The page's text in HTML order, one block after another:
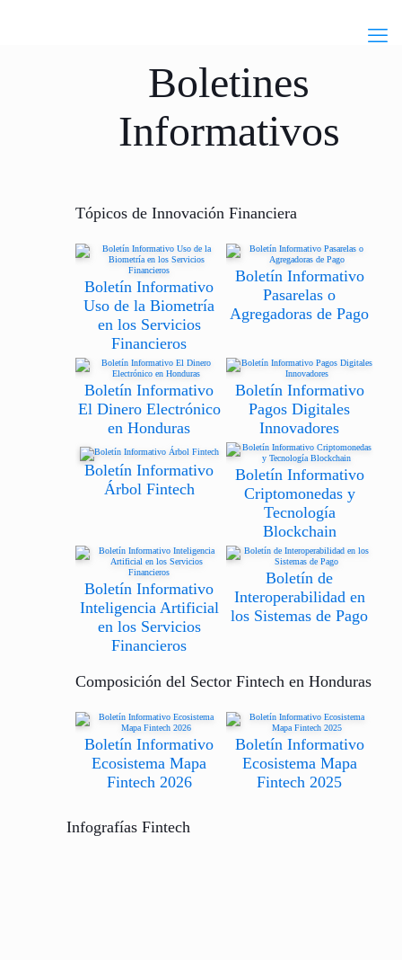
Boletines
Informativos
Tópicos de Innovación Financiera
Boletín Informativo
Uso de la Biometría
en los Servicios
Financieros
Boletín Informativo
Pasarelas o
Agregadoras de Pago
Boletín Informativo
El Dinero Electrónico
en Honduras
Boletín Informativo
Pagos Digitales
Innovadores
Boletín Informativo
Árbol Fintech
Boletín Informativo
Criptomonedas y
Tecnología
Blockchain
Boletín Informativo
Inteligencia Artificial
en los Servicios
Financieros
Boletín de
Interoperabilidad en
los Sistemas de Pago
Composición del Sector Fintech en Honduras
Boletín Informativo
Ecosistema Mapa
Fintech 2026
Boletín Informativo
Ecosistema Mapa
Fintech 2025
Infografías Fintech